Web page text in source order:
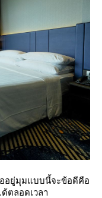
อยู่มุมแบบนี้จะข้อดีคือ
ตลอดเวลา